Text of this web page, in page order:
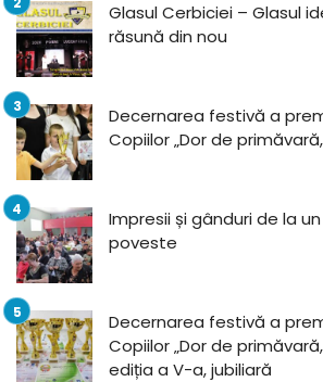
Glasul Cerbiciei – Glasul
răsună din nou
Decernarea festivă a
Copiilor „Dor de
Impresii și gânduri de la
poveste
Decernarea festivă a
Copiilor „Dor de
ediția a V-a, jubiliară